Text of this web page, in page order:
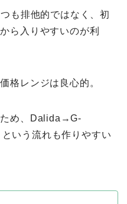
も排他的ではなく、初
ら入りやすいのが利
格レンジは良心的。
ため、Dalida→G-
いう流れも作りやすい